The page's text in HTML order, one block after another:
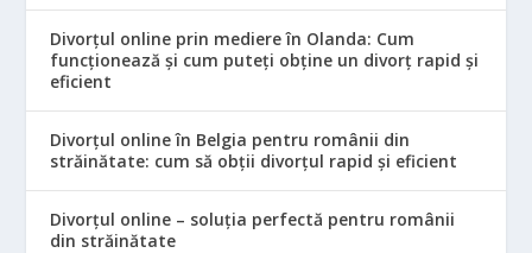
Divorțul online prin mediere în Olanda: Cum
funcționează și cum puteți obține un divorț rapid și
eficient
Divorțul online în Belgia pentru românii din
străinătate: cum să obții divorțul rapid și eficient
Divorțul online – soluția perfectă pentru românii
din străinătate